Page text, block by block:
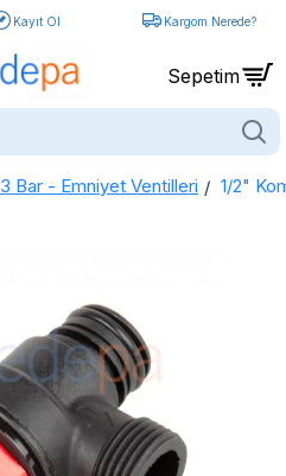
Kayıt Ol Kargom Nerede?
3 Bar - Emniyet Ventilleri 1/2"